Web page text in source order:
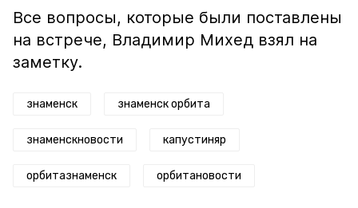
Все вопросы, которые были поставлены
на встрече, Владимир Михед взял на
заметку.
знаменск знаменск орбита
знаменскновости капустиняр
орбитазнаменск орбитановости